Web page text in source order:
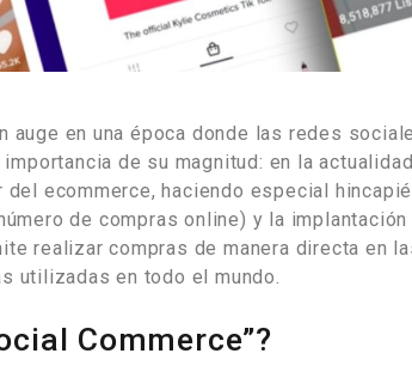
auge en una época donde las redes
de su magnitud: en la
ecommerce, haciendo especial
de compras online) y la
realizar compras de manera directa en
utilizadas en todo el mundo.
Commerce”?